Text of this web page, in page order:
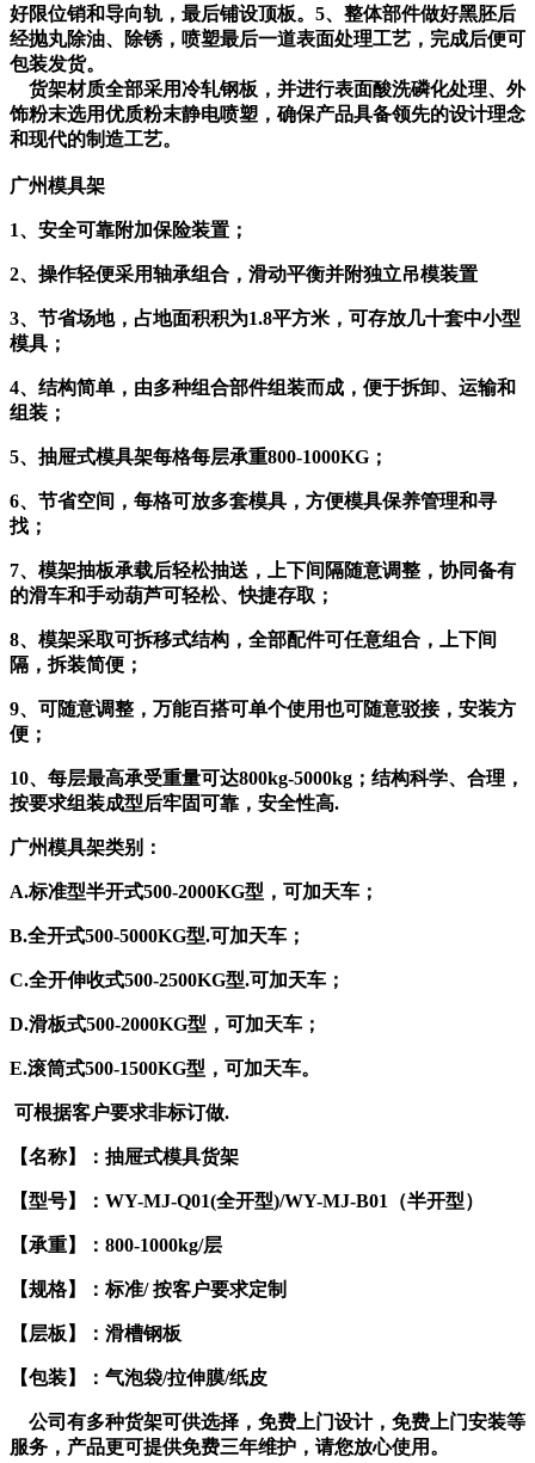
好限位销和导向轨，最后铺设顶板。5、整体部件做好黑胚后
经抛丸除油、除锈，喷塑最后一道表面处理工艺，完成后便可
包装发货。
货架材质全部采用冷轧钢板，并进行表面酸洗磷化处理、外
饰粉末选用优质粉末静电喷塑，确保产品具备领先的设计理念
和现代的制造工艺。
广州模具架
1、安全可靠附加保险装置；
2、操作轻便采用轴承组合，滑动平衡并附独立吊模装置
3、节省场地，占地面积积为1.8平方米，可存放几十套中小型
模具；
4、结构简单，由多种组合部件组装而成，便于拆卸、运输和
组装；
5、抽屉式模具架每格每层承重800-1000KG；
6、节省空间，每格可放多套模具，方便模具保养管理和寻
找；
7、模架抽板承载后轻松抽送，上下间隔随意调整，协同备有
的滑车和手动葫芦可轻松、快捷存取；
8、模架采取可拆移式结构，全部配件可任意组合，上下间
隔，拆装简便；
9、可随意调整，万能百搭可单个使用也可随意驳接，安装方
便；
10、每层最高承受重量可达800kg-5000kg；结构科学、合理，
按要求组装成型后牢固可靠，安全性高.
广州模具架类别：
A.标准型半开式500-2000KG型，可加天车；
B.全开式500-5000KG型.可加天车；
C.全开伸收式500-2500KG型.可加天车；
D.滑板式500-2000KG型，可加天车；
E.滚筒式500-1500KG型，可加天车。
可根据客户要求非标订做.
【名称】：抽屉式模具货架
【型号】：WY-MJ-Q01(全开型)/WY-MJ-B01（半开型）
【承重】：800-1000kg/层
【规格】：标准/ 按客户要求定制
【层板】：滑槽钢板
【包装】：气泡袋/拉伸膜/纸皮
公司有多种货架可供选择，免费上门设计，免费上门安装等
服务，产品更可提供免费三年维护，请您放心使用。